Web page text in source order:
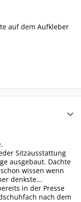
auf dem Aufkleber
Sitzausstattung
ausgebaut. Dachte
wissen wenn
denkste...
in der Presse
nach dem